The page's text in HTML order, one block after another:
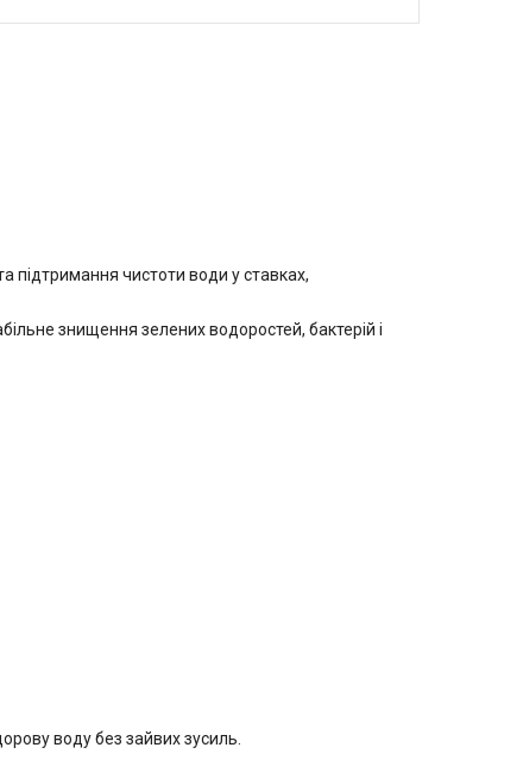
підтримання чистоти води у ставках,
знищення зелених водоростей, бактерій і
воду без зайвих зусиль.